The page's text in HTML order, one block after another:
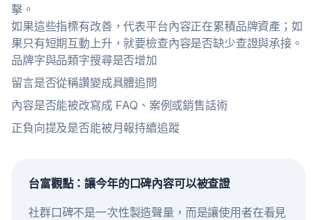
擊。
如果這些指標有改善，代表平台內容正在累積品牌資產；如
果只有短期互動上升，就要檢查內容是否缺少查證與承接。
品牌字與品類字搜尋是否增加
留言是否從稱讚變成具體追問
內容是否能被改寫成 FAQ、案例或銷售話術
正負向提及是否能被月報持續追蹤
台富觀點：讓今年的口碑內容可以被查證
社群口碑不是一次性製造聲量，而是讓使用者在看見